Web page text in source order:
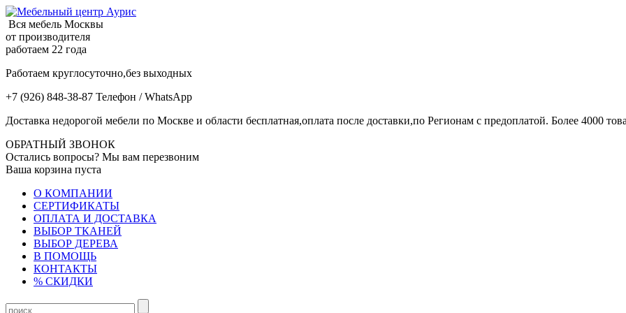
Вся мебель Москвы
от производителя
работаем 22 года
Работаем круглосуточно,без выходных
+7 (926) 848-38-87 Телефон / WhatsApp
Доставка недорогой мебели по Москве и области бесплатная,оплата после доставки,по Регионам с предоплатой. Более 4000
ОБРАТНЫЙ ЗВОНОК
Остались вопросы? Мы вам перезвоним
Ваша корзина пуста
О КОМПАНИИ
СЕРТИФИКАТЫ
ОПЛАТА И ДОСТАВКА
ВЫБОР ТКАНЕЙ
ВЫБОР ДЕРЕВА
В ПОМОЩЬ
КОНТАКТЫ
% СКИДКИ